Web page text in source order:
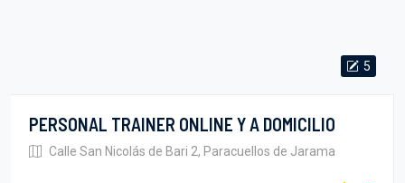
5
PERSONAL TRAINER ONLINE Y A DOMICILIO
Calle San Nicolás de Bari 2, Paracuellos de Jarama